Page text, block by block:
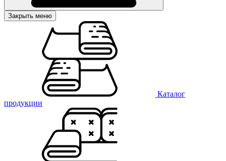
Закрыть меню
Каталог
продукции